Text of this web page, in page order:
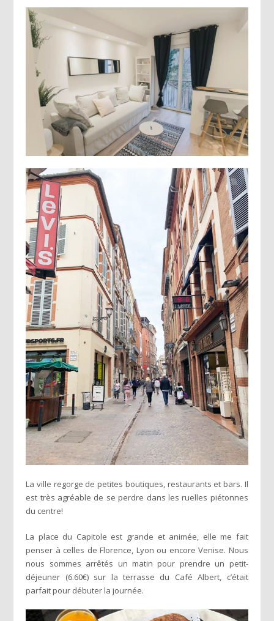
La ville regorge de petites boutiques, restaurants et bars. Il
est très agréable de se perdre dans les ruelles piétonnes
du centre!
La place du Capitole est grande et animée, elle me fait
penser à celles de Florence, Lyon ou encore Venise. Nous
nous sommes arrêtés un matin pour prendre un petit-
déjeuner (6.60€) sur la terrasse du Café Albert, c’était
parfait pour débuter la journée.